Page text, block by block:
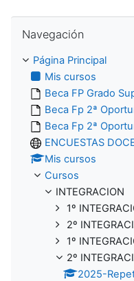
Navegación
Página Principal
Mis cursos
Beca FP Grado
Beca Fp 2ª
Beca Fp 2ª
ENCUESTAS
Mis cursos
Cursos
INTEGRACION
1º
2º
1º
2º
2025-